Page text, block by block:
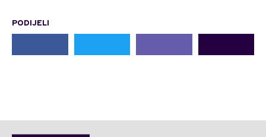
PODIJELI